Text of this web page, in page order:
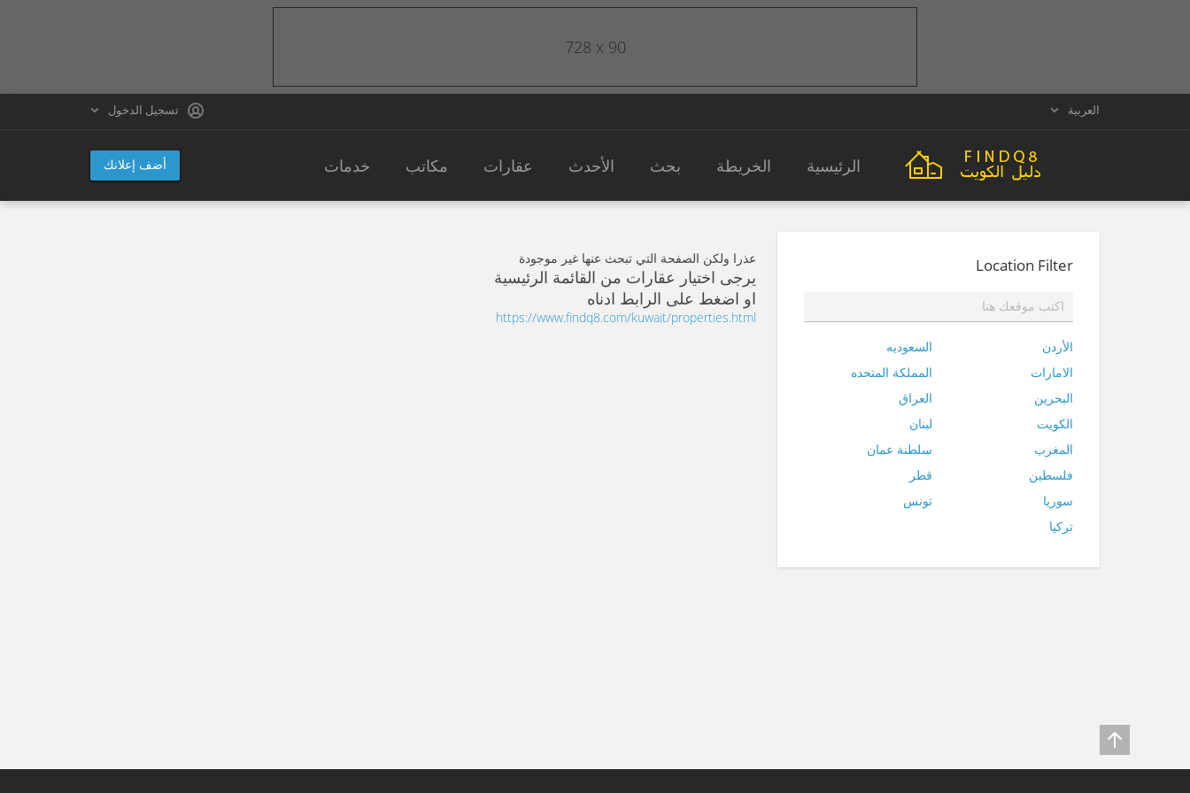
العربية تسجيل الدخول
أضف إعلانك الرئيسية الخريطة بحث الأحدث عقارات مكاتب خدمات
Location Filter
الأردن
السعوديه
الامارات
المملكة المتحده
البحرين
العراق
الكويت
لبنان
المغرب
سلطنة عمان
فلسطين
قطر
سوريا
تونس
تركيا
عذرا ولكن الصفحة التي تبحث عنها غير موجودة
يرجى اختيار عقارات من القائمة الرئيسية
او اضغط على الرابط ادناه
https://www.findq8.com/kuwait/properties.html
728 x 90